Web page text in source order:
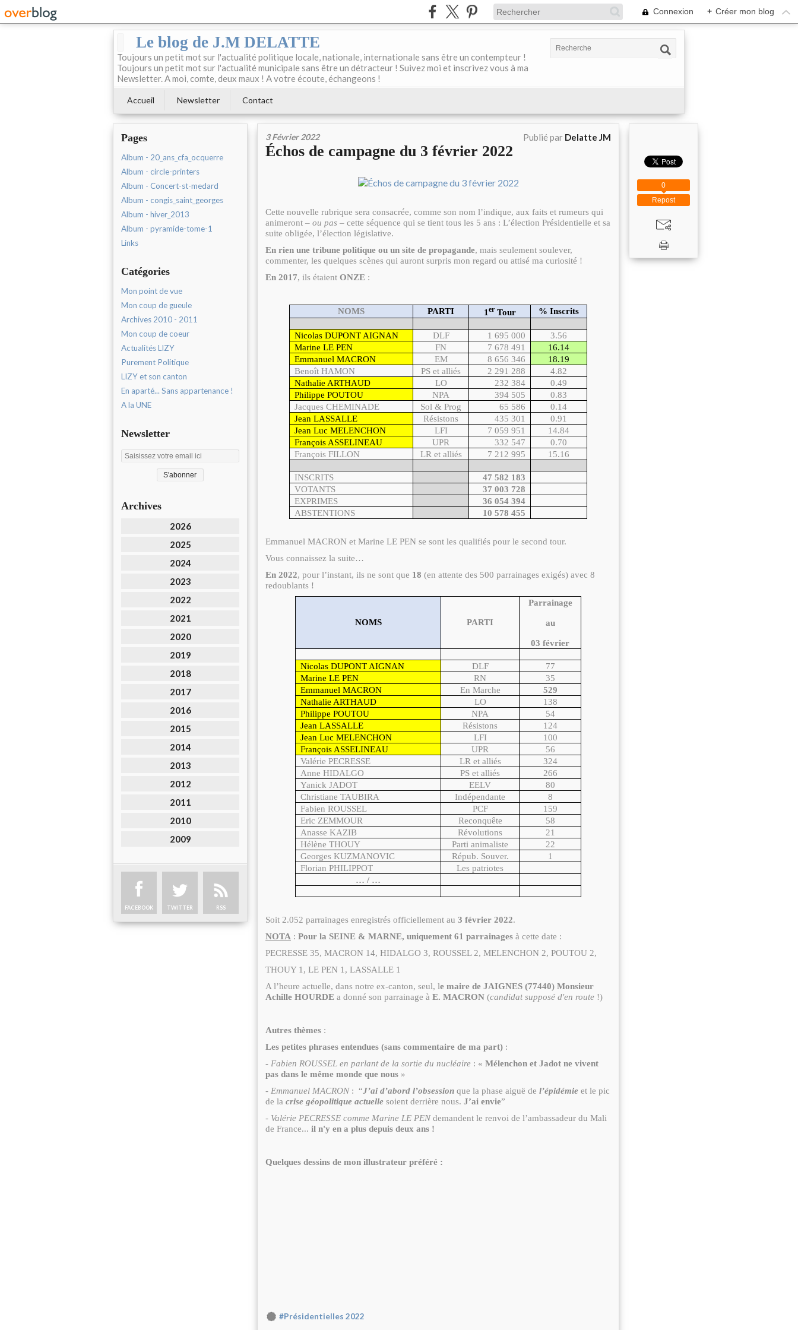
Connexion + Créer mon blog
Le blog de J.M DELATTE
Toujours un petit mot sur l'actualité politique locale, nationale, internationale sans être un contempteur !
Toujours un petit mot sur l'actualité municipale sans être un détracteur ! Suivez moi et inscrivez vous à ma
Newsletter. A moi, comte, deux maux ! A votre écoute, échangeons !
Accueil Newsletter Contact
Pages
Album - 20_ans_cfa_ocquerre
Album - circle-printers
Album - Concert-st-medard
Album - congis_saint_georges
Album - hiver_2013
Album - pyramide-tome-1
Links
Catégories
Mon point de vue
Mon coup de gueule
Archives 2010 - 2011
Mon coup de coeur
Actualités LIZY
Purement Politique
LIZY et son canton
En aparté... Sans appartenance !
A la UNE
Newsletter
Archives
2026
2025
2024
2023
2022
2021
2020
2019
2018
2017
2016
2015
2014
2013
2012
2011
2010
2009
FACEBOOK TWITTER RSS
3 Février 2022 Publié par Delatte JM
Échos de campagne du 3 février 2022
Cette nouvelle rubrique sera consacrée, comme son nom l’indique, aux faits et rumeurs qui
animeront – ou pas – cette séquence qui se tient tous les 5 ans : L’élection Présidentielle et sa
suite obligée, l’élection législative.
En rien une tribune politique ou un site de propagande, mais seulement soulever,
commenter, les quelques scènes qui auront surpris mon regard ou attisé ma curiosité !
En 2017, ils étaient ONZE :
NOMS PARTI 1erTour % Inscrits
Nicolas DUPONT AIGNAN DLF 1 695 000
3.56
Marine LE PEN
FN 7 678 491
16.14
Emmanuel MACRON
EM 8 656 346
18.19
Benoît HAMON
PS et alliés 2 291 288
4.82
Nathalie ARTHAUD
LO 232 384
0.49
Philippe POUTOU
NPA 394 505
0.83
Jacques CHEMINADE
Sol & Prog 65 586
0.14
Jean LASSALLE
Résistons 435 301
0.91
Jean Luc MELENCHON
LFI 7 059 951
14.84
François ASSELINEAU
UPR 332 547
0.70
François FILLON
LR et alliés 7 212 995 15.16
INSCRITS
47 582 183
VOTANTS
37 003 728
EXPRIMES
36 054 394
ABSTENTIONS
10 578 455
Emmanuel MACRON et Marine LE PEN se sont les qualifiés pour le second tour.
Vous connaissez la suite…
En 2022, pour l’instant, ils ne sont que 18 (en attente des 500 parrainages exigés) avec 8
redoublants !
NOMS PARTI
Parrainage
au
03 février
Nicolas DUPONT AIGNAN DLF
77
Marine LE PEN
RN
35
Emmanuel MACRON
En Marche
529
Nathalie ARTHAUD
LO
138
Philippe POUTOU
NPA
54
Jean LASSALLE
Résistons
124
Jean Luc MELENCHON
LFI
100
François ASSELINEAU
UPR
56
Valérie PECRESSE
LR et alliés
324
Anne HIDALGO
PS et alliés
266
Yanick JADOT
EELV
80
Christiane TAUBIRA
Indépendante
8
Fabien ROUSSEL
PCF
159
Eric ZEMMOUR
Reconquête
58
Anasse KAZIB
Révolutions
21
Hélène THOUY
Parti animaliste
22
Georges KUZMANOVIC
Répub. Souver.
1
Florian PHILIPPOT
Les patriotes
… / …
Soit 2.052 parrainages enregistrés officiellement au 3 février 2022.
NOTA : Pour la SEINE & MARNE, uniquement 61 parrainages à cette date :
PECRESSE 35, MACRON 14, HIDALGO 3, ROUSSEL 2, MELENCHON 2, POUTOU 2,
THOUY 1, LE PEN 1, LASSALLE 1
A l’heure actuelle, dans notre ex-canton, seul, le maire de JAIGNES (77440) Monsieur
Achille HOURDE a donné son parrainage à E. MACRON (candidat supposé d'en route !)
Autres thèmes :
Les petites phrases entendues (sans commentaire de ma part) :
- Fabien ROUSSEL en parlant de la sortie du nucléaire : « Mélenchon et Jadot ne vivent
pas dans le même monde que nous »
- Emmanuel MACRON: “J’ai d’abord l’obsession que la phase aiguë de l’épidémie et le pic
de la crise géopolitique actuelle soient derrière nous. J’ai envie”
- Valérie PECRESSE comme Marine LE PENdemandent le renvoi de l’ambassadeur du Mali
de France... il n'y en a plus depuis deux ans !
Quelques dessins de mon illustrateur préféré :
#Présidentielles 2022
Repost
0